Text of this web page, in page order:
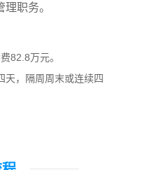
职务。
82.8万元。
天，隔周周末或连续四